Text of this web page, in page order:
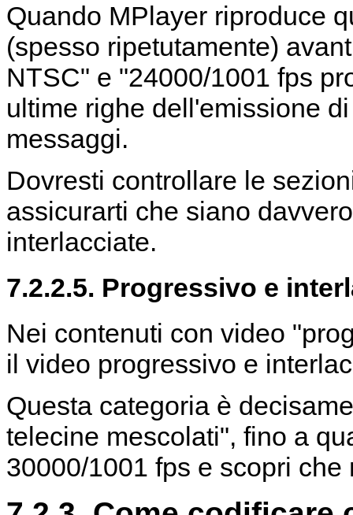
Quando MPlayer riproduce
(spesso ripetutamente)
NTSC" e "24000/1001 fps
ultime righe dell'emissione
messaggi.
Dovresti controllare le
assicurarti che siano
interlacciate.
7.2.2.5. Progressivo e
Nei contenuti con video
il video progressivo e
Questa categoria è
telecine mescolati", fino a
30000/1001 fps e scopri